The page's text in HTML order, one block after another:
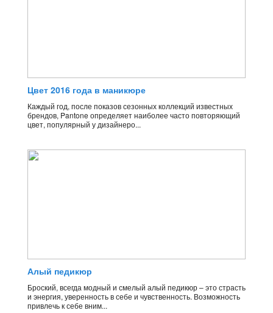
Цвет 2016 года в маникюре
Каждый год, после показов сезонных коллекций известных
брендов, Pantone определяет наиболее часто повторяющий
цвет, популярный у дизайнеро...
Алый педикюр
Броский, всегда модный и смелый алый педикюр – это страсть
и энергия, уверенность в себе и чувственность. Возможность
привлечь к себе вним...